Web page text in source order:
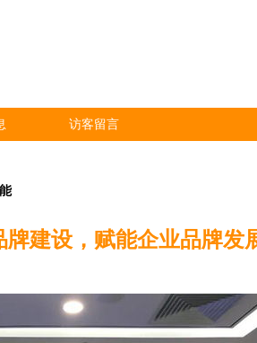
访客留言
建设，赋能企业品牌发